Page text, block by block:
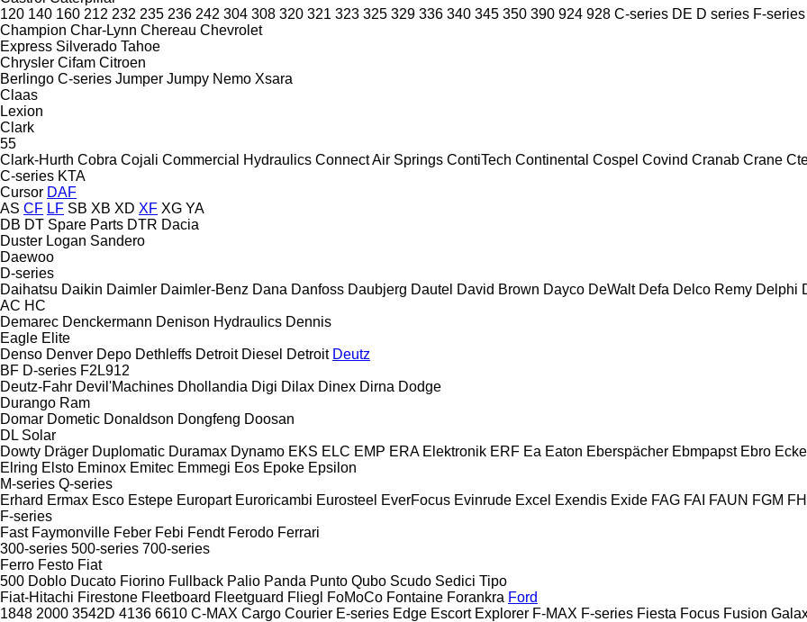
120 140 160 212 232 235 236 242 304 308 320 321 323 325 329 336 340 345 350 390 924 928 C-series DE D series F-series
Champion Char-Lynn Chereau Chevrolet
Express Silverado Tahoe
Chrysler Cifam Citroen
Berlingo C-series Jumper Jumpy Nemo Xsara
Claas
Lexion
Clark
55
Clark-Hurth Cobra Cojali Commercial Hydraulics Connect Air Springs ContiTech Continental Cospel Covind Cranab Crane
C-series KTA
Cursor DAF
AS CF LF SB XB XD XF XG YA
DB DT Spare Parts DTR Dacia
Duster Logan Sandero
Daewoo
D-series
Daihatsu Daikin Daimler Daimler-Benz Dana Danfoss Daubjerg Dautel David Brown Dayco DeWalt Defa Delco Remy Delphi
AC HC
Demarec Denckermann Denison Hydraulics Dennis
Eagle Elite
Denso Denver Depo Dethleffs Detroit Diesel Detroit Deutz
BF D-series F2L912
Deutz-Fahr Devil'Machines Dhollandia Digi Dilax Dinex Dirna Dodge
Durango Ram
Domar Dometic Donaldson Dongfeng Doosan
DL Solar
Dowty Dräger Duplomatic Duramax Dynamo EKS ELC EMP ERA Elektronik ERF Ea Eaton Eberspächer Ebmpapst Ebro
Elring Elsto Eminox Emitec Emmegi Eos Epoke Epsilon
M-series Q-series
Erhard Ermax Esco Estepe Europart Euroricambi Eurosteel EverFocus Evinrude Excel Exendis Exide FAG FAI FAUN FGM
F-series
Fast Faymonville Feber Febi Fendt Ferodo Ferrari
300-series 500-series 700-series
Ferro Festo Fiat
500 Doblo Ducato Fiorino Fullback Palio Panda Punto Qubo Scudo Sedici Tipo
Fiat-Hitachi Firestone Fleetboard Fleetguard Fliegl FoMoCo Fontaine Forankra Ford
1848 2000 3542D 4136 6610 C-MAX Cargo Courier E-series Edge Escort Explorer F-MAX F-series Fiesta Focus Fusion